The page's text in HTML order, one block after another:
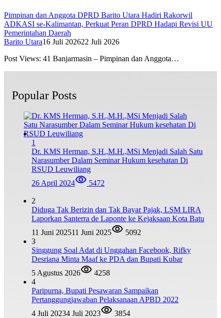
Pimpinan dan Anggota DPRD Barito Utara Hadiri Rakorwil
ADKASI se-Kalimantan, Perkuat Peran DPRD Hadapi Revisi UU
Pemerintahan Daerah
Barito Utara16 Juli 202622 Juli 2026
Post Views: 41 Banjarmasin – Pimpinan dan Anggota…
Popular Posts
1
Dr. KMS Herman, S.H.,M.H.,MSi Menjadi Salah Satu
Narasumber Dalam Seminar Hukum kesehatan Di
RSUD Leuwiliang
26 April 2024
5472
2
Diduga Tak Berizin dan Tak Bayar Pajak, LSM LIRA
Laporkan Santerra de Laponte ke Kejaksaan Kota Batu
11 Juni 202511 Juni 2025
5092
3
Singgung Soal Adat di Unggahan Facebook, Rifky
Desriana Minta Maaf ke PDA dan Bupati Kubar
5 Agustus 2026
4258
4
Paripurna, Bupati Pesawaran Sampaikan
Pertanggungjawaban Pelaksanaan APBD 2022
4 Juli 20234 Juli 2023
3854